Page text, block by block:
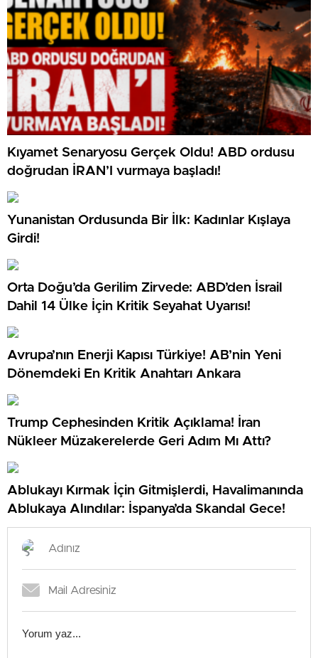
Kıyamet Senaryosu Gerçek Oldu! ABD ordusu
doğrudan İRAN’I vurmaya başladı!
Yunanistan Ordusunda Bir İlk: Kadınlar Kışlaya
Girdi!
Orta Doğu’da Gerilim Zirvede: ABD’den İsrail
Dahil 14 Ülke İçin Kritik Seyahat Uyarısı!
Avrupa’nın Enerji Kapısı Türkiye! AB’nin Yeni
Dönemdeki En Kritik Anahtarı Ankara
Trump Cephesinden Kritik Açıklama! İran
Nükleer Müzakerelerde Geri Adım Mı Attı?
Ablukayı Kırmak İçin Gitmişlerdi, Havalimanında
Ablukaya Alındılar: İspanya’da Skandal Gece!